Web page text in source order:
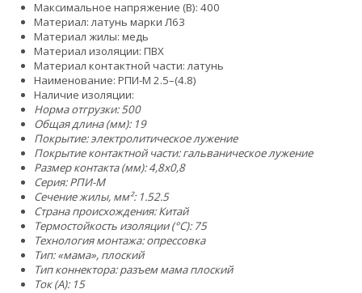
Максимальное напряжение (В): 400
Материал: латунь марки Л63
Материал жилы: медь
Материал изоляции: ПВХ
Материал контактной части: латунь
Наименование: РПИ-М 2.5–(4.8)
Наличие изоляции:
Норма отгрузки: 500
Общая длина (мм): 19
Покрытие: электролитическое лужение
Покрытие контактной части: гальваническое лужение
Размер контакта (мм): 4,8x0,8
Серия: РПИ-М
Сечение жилы, мм²: 1.52.5
Страна происхождения: Китай
Термостойкость изоляции (°C): 75
Технология монтажа: опрессовка
Тип: «мама», плоский
Тип коннектора: разъем мама плоский
Ток (А): 15